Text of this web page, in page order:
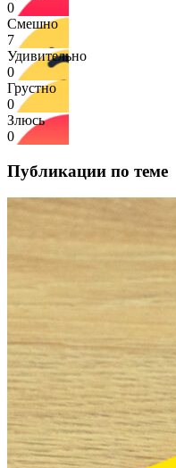
0
Смешно
7
Удивительно
0
Грустно
0
Злюсь
0
Публикации по теме